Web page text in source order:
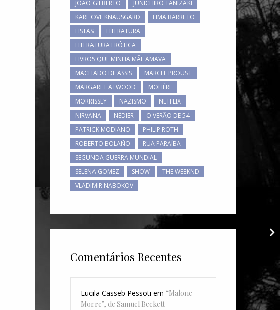
JOÃO GILBERTO
JUNICHIRO TANIZAKI
KARL OVE KNAUSGARD
LIMA BARRETO
LISTAS
LITERATURA
LITERATURA ERÓTICA
LIVROS QUE MINHA MÃE AMAVA
MACHADO DE ASSIS
MARCEL PROUST
MARGARET ATWOOD
MOLIÈRE
MORRISSEY
NAZISMO
NETFLIX
NIRVANA
NÉDIER
O VERÃO DE 54
PATRICK MODIANO
PHILIP ROTH
ROBERTO BOLAÑO
RUA PARAÍBA
SEGUNDA GUERRA MUNDIAL
SELENA GOMEZ
SHOW
THE WEEKND
VLADIMIR NABOKOV
Comentários Recentes
Lucila Casseb Pessoti em “Malone
Morre”, de Samuel Beckett